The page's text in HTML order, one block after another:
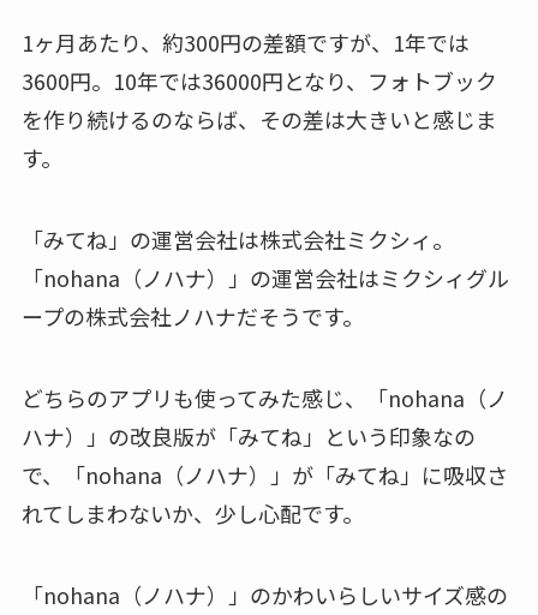
1ヶ月あたり、約300円の差額ですが、1年では
3600円。10年では36000円となり、フォトブック
を作り続けるのならば、その差は大きいと感じま
す。
「みてね」の運営会社は株式会社ミクシィ。
「nohana（ノハナ）」の運営会社はミクシィグル
ープの株式会社ノハナだそうです。
どちらのアプリも使ってみた感じ、「nohana（ノ
ハナ）」の改良版が「みてね」という印象なの
で、「nohana（ノハナ）」が「みてね」に吸収さ
れてしまわないか、少し心配です。
「nohana（ノハナ）」のかわいらしいサイズ感の